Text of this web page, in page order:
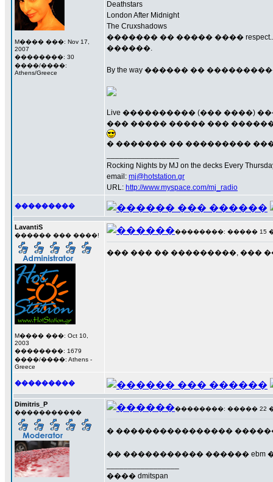
M���� ���: Nov 17,
2007
��������: 30
����/����:
Athens/Greece
Deathstars
London After Midnight
The Cruxshadows
������� �� ����� ����
������.
By the way ������ ��
Live ���������� (��� ����)
��� ����� ����� ���
� ������� �� ���������
Rocking Nights by MJ on the decks Every
email: mj@hotstation.gr
URL: http://www.myspace.com/mj_radio
���������
LavantiS
������ ��� ����!
M���� ���: Oct 10,
2003
��������: 1679
����/����: Athens -
Greece
��������: ����� 15 ���
��� ��� �� ���������, ���
���������
Dimitris_P
�����������
��������: ����� 22 ���
� ����������������
�� ����������� ������
���� dmitspan